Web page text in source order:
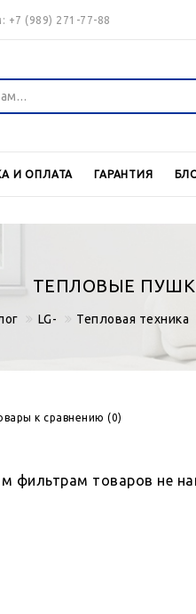
+7 (989) 271-77-88
И ОПЛАТА ГАРАНТИЯ
ТЕПЛОВЫЕ
LG- Тепловая техника
к сравнению (0)
фильтрам товаров не